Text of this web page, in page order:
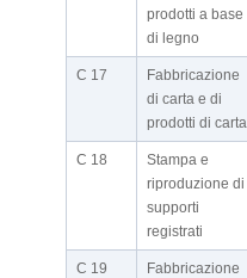
prodotti a base
di legno
C 17
Fabbricazione
di carta e di
prodotti di carta
C 18
Stampa e
riproduzione di
supporti
registrati
C 19
Fabbricazione